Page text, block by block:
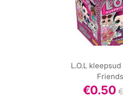
L.O.L kleepsud
Friends
€0.50 €